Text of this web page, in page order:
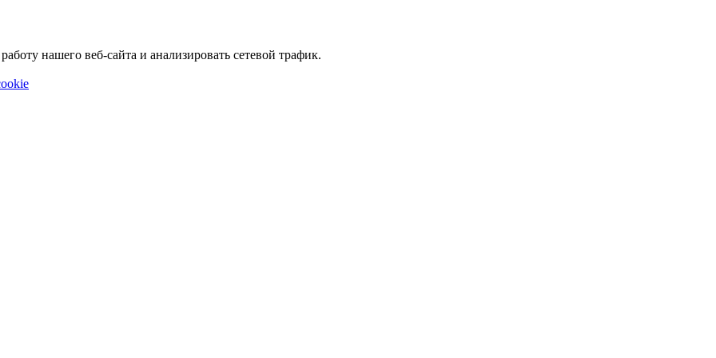
нашего веб-сайта и анализировать сетевой трафик.